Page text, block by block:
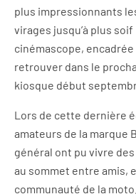
plus impressionnants
virages jusqu’à plus
cinémascope,
retrouver dans le
kiosque début
Lors de cette dernière
amateurs de la marque
général ont pu vivre
au sommet entre amis,
communauté de la moto.